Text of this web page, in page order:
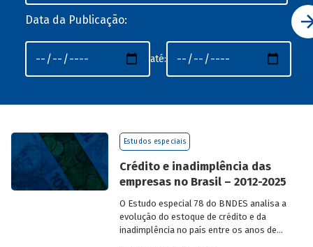
Data da Publicação:
até:
Estudos especiais
Crédito e inadimplência das
empresas no Brasil – 2012-2025
O Estudo especial 78 do BNDES analisa a
evolução do estoque de crédito e da
inadimplência no país entre os anos de